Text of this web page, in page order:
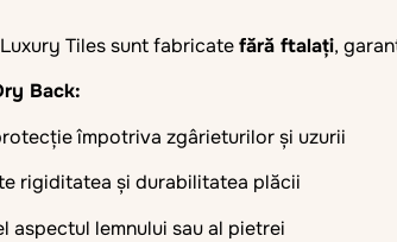
Tiles sunt fabricatefără ftalați,
Back:
împotriva zgârieturilor și uzurii
rigiditatea și durabilitatea plăcii
aspectul lemnului sau al pietrei